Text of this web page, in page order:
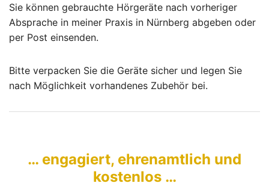
Sie können gebrauchte Hörgeräte nach vorheriger
Absprache in meiner Praxis in Nürnberg abgeben oder
per Post einsenden.
Bitte verpacken Sie die Geräte sicher und legen Sie
nach Möglichkeit vorhandenes Zubehör bei.
… engagiert, ehrenamtlich und
kostenlos …